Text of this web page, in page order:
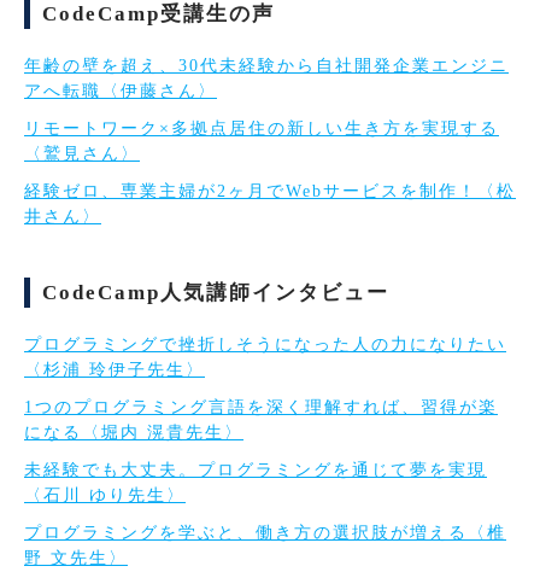
CodeCamp受講生の声
年齢の壁を超え、30代未経験から自社開発企業エンジニ
アへ転職〈伊藤さん〉
リモートワーク×多拠点居住の新しい生き方を実現する
〈鷲見さん〉
経験ゼロ、専業主婦が2ヶ月でWebサービスを制作！〈松
井さん〉
CodeCamp人気講師インタビュー
プログラミングで挫折しそうになった人の力になりたい
〈杉浦 玲伊子先生〉
1つのプログラミング言語を深く理解すれば、習得が楽
になる〈堀内 滉貴先生〉
未経験でも大丈夫。プログラミングを通じて夢を実現
〈石川 ゆり先生〉
プログラミングを学ぶと、働き方の選択肢が増える〈椎
野 文先生〉